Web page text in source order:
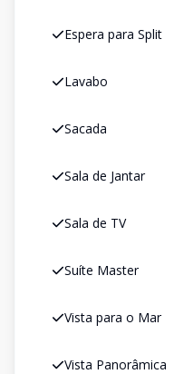
Espera para Split
Lavabo
Sacada
Sala de Jantar
Sala de TV
Suíte Master
Vista para o Mar
Vista Panorâmica